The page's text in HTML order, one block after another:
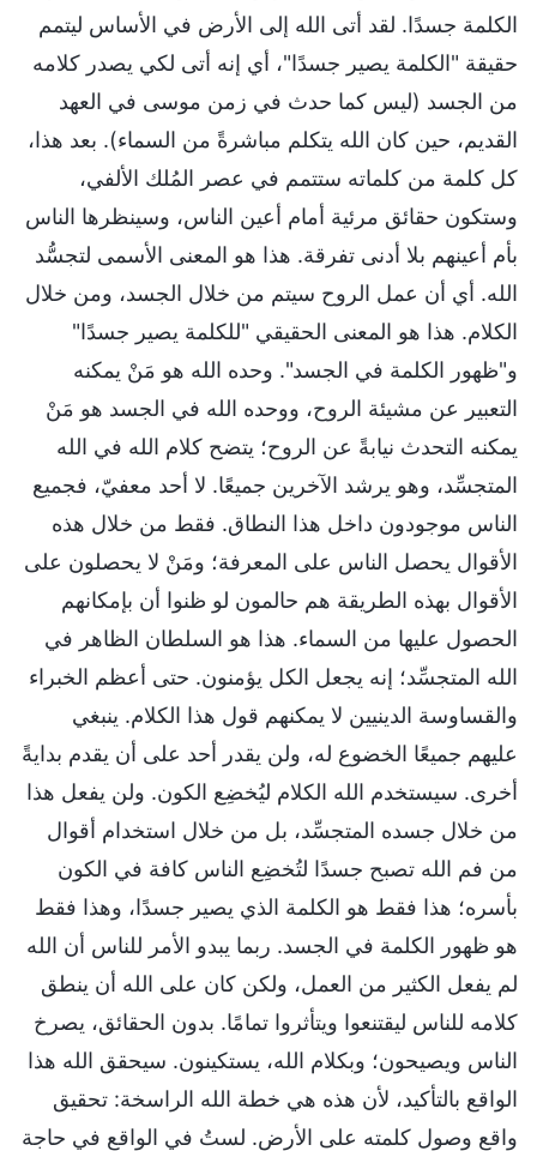
الكلمة جسدًا. لقد أتى الله إلى الأرض في الأساس ليتمم
حقيقة "الكلمة يصير جسدًا"، أي إنه أتى لكي يصدر كلامه
من الجسد (ليس كما حدث في زمن موسى في العهد
القديم، حين كان الله يتكلم مباشرةً من السماء). بعد هذا،
كل كلمة من كلماته ستتمم في عصر المُلك الألفي،
وستكون حقائق مرئية أمام أعين الناس، وسينظرها الناس
بأم أعينهم بلا أدنى تفرقة. هذا هو المعنى الأسمى لتجسُّد
الله. أي أن عمل الروح سيتم من خلال الجسد، ومن خلال
الكلام. هذا هو المعنى الحقيقي "للكلمة يصير جسدًا"
و"ظهور الكلمة في الجسد". وحده الله هو مَنْ يمكنه
التعبير عن مشيئة الروح، ووحده الله في الجسد هو مَنْ
يمكنه التحدث نيابةً عن الروح؛ يتضح كلام الله في الله
المتجسِّد، وهو يرشد الآخرين جميعًا. لا أحد معفيّ، فجميع
الناس موجودون داخل هذا النطاق. فقط من خلال هذه
الأقوال يحصل الناس على المعرفة؛ ومَنْ لا يحصلون على
الأقوال بهذه الطريقة هم حالمون لو ظنوا أن بإمكانهم
الحصول عليها من السماء. هذا هو السلطان الظاهر في
الله المتجسِّد؛ إنه يجعل الكل يؤمنون. حتى أعظم الخبراء
والقساوسة الدينيين لا يمكنهم قول هذا الكلام. ينبغي
عليهم جميعًا الخضوع له، ولن يقدر أحد على أن يقدم بدايةً
أخرى. سيستخدم الله الكلام ليُخضِع الكون. ولن يفعل هذا
من خلال جسده المتجسِّد، بل من خلال استخدام أقوال
من فم الله تصبح جسدًا لتُخضِع الناس كافة في الكون
بأسره؛ هذا فقط هو الكلمة الذي يصير جسدًا، وهذا فقط
هو ظهور الكلمة في الجسد. ربما يبدو الأمر للناس أن الله
لم يفعل الكثير من العمل، ولكن كان على الله أن ينطق
كلامه للناس ليقتنعوا ويتأثروا تمامًا. بدون الحقائق، يصرخ
الناس ويصيحون؛ وبكلام الله، يستكينون. سيحقق الله هذا
الواقع بالتأكيد، لأن هذه هي خطة الله الراسخة: تحقيق
واقع وصول كلمته على الأرض. لستُ في الواقع في حاجة